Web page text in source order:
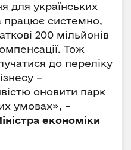
для українських
працює системно,
200 мільйонів
Тож
до переліку
–
оновити парк
умовах», –
економіки